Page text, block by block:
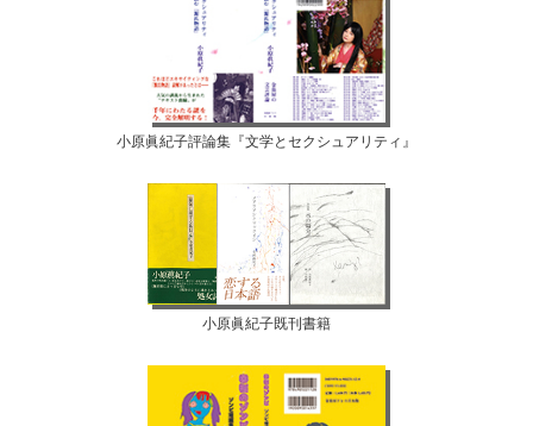
小原眞紀子評論集『文学とセクシュアリティ』
小原眞紀子既刊書籍